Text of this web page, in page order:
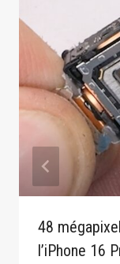
48
l’iPhone 16